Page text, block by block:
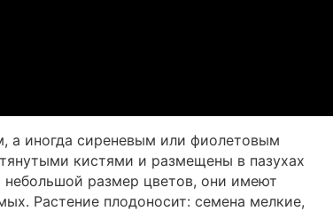
а иногда сиреневым или фиолетовым
кистями и размещены в пазухах
размер цветов, они имеют
Растение плодоносит: семена мелкие,